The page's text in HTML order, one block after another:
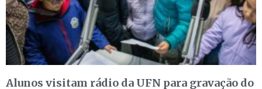
Alunos visitam rádio da UFN para gravação do